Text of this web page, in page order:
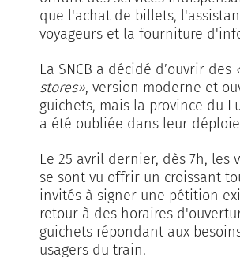
que l'achat de billets,
voyageurs et la fourniture
La SNCB a décidé d’ouvrir des
stores», version moderne et
guichets, mais la province du
a été oubliée dans leur
Le 25 avril dernier, dès 7h, les
se sont vu offrir un croissant
invités à signer une pétition
retour à des horaires
guichets répondant aux
usagers du train.